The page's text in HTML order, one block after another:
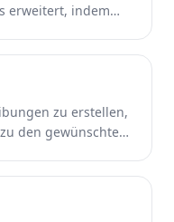
erweitert, indem
zu erstellen,
den gewünschten